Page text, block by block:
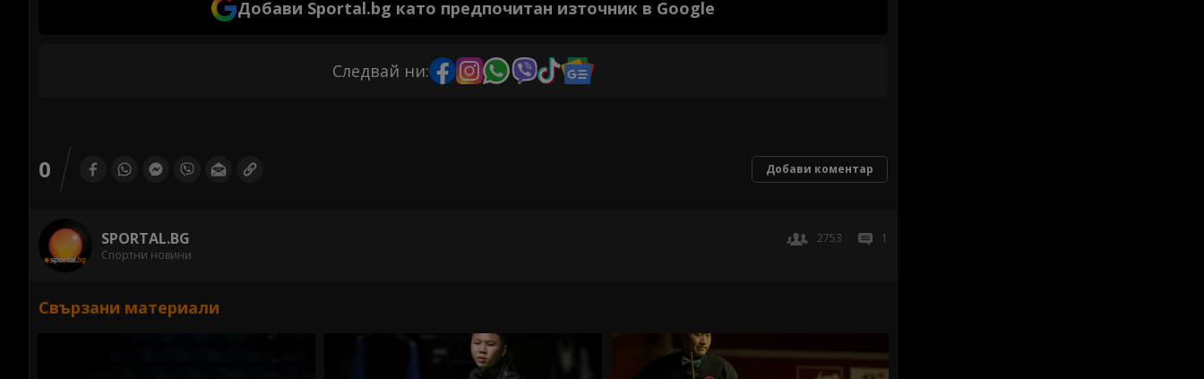
Добави Sportal.bg като предпочитан източник в Google
Следвай ни:
0 Добави коментар
SPORTAL.BG
Спортни новини
2753 1
Свързани материали